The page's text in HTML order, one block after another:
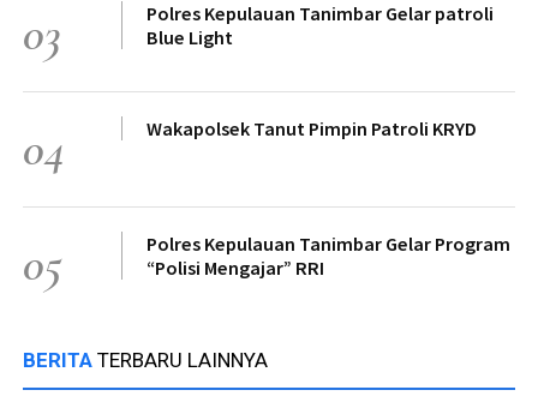
03
Polres Kepulauan Tanimbar Gelar patroli
Blue Light
04 Wakapolsek Tanut Pimpin Patroli KRYD
05
Polres Kepulauan Tanimbar Gelar Program
“Polisi Mengajar” RRI
BERITA TERBARU LAINNYA